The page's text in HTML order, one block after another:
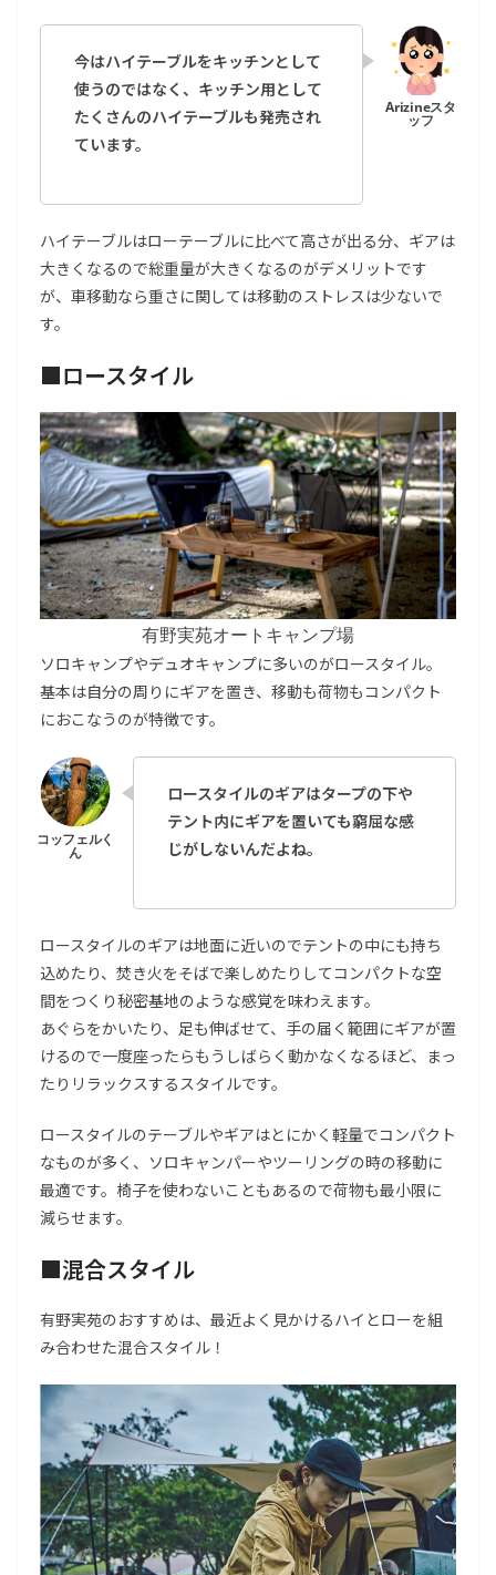
今はハイテーブルをキッチンとして
使うのではなく、キッチン用として
たくさんのハイテーブルも発売され
ています。
ハイテーブルはローテーブルに比べて高さが出る分、ギアは
大きくなるので総重量が大きくなるのがデメリットです
が、車移動なら重さに関しては移動のストレスは少ないで
す。
■ロースタイル
有野実苑オートキャンプ場
ソロキャンプやデュオキャンプに多いのがロースタイル。
基本は自分の周りにギアを置き、移動も荷物もコンパクト
におこなうのが特徴です。
ロースタイルのギアはタープの下や
テント内にギアを置いても窮屈な感
じがしないんだよね。
ロースタイルのギアは地面に近いのでテントの中にも持ち
込めたり、焚き火をそばで楽しめたりしてコンパクトな空
間をつくり秘密基地のような感覚を味わえます。
あぐらをかいたり、足も伸ばせて、手の届く範囲にギアが置
けるので一度座ったらもうしばらく動かなくなるほど、まっ
たりリラックスするスタイルです。
ロースタイルのテーブルやギアはとにかく軽量でコンパクト
なものが多く、ソロキャンパーやツーリングの時の移動に
最適です。椅子を使わないこともあるので荷物も最小限に
減らせます。
■混合スタイル
有野実苑のおすすめは、最近よく見かけるハイとローを組
み合わせた混合スタイル！